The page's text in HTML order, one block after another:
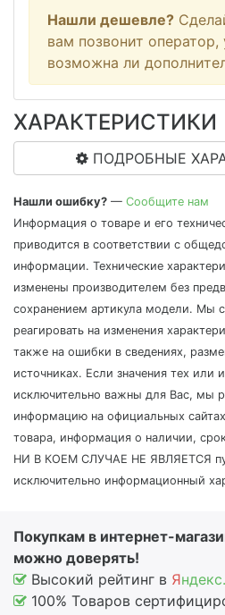
Нашли дешевле?
вам позвонит оператор,
возможна ли
ХАРАКТЕРИСТИКИ
ПОДРОБНЫЕ
Нашли ошибку? — Сообщите нам
Информация о товаре и его
приводится в соответствии с
информации. Технические
изменены производителем без
сохранением артикула модели. Мы
реагировать на изменения
также на ошибки в сведениях,
источниках. Если значения тех или
исключительно важны для Вас, мы
информацию на официальных
товара, информация о наличии,
НИ В КОЕМ СЛУЧАЕ НЕ ЯВЛЯЕТСЯ
исключительно информационный
Покупкам в интернет-
можно доверять!
Высокий рейтинг в Я
100% Товаров